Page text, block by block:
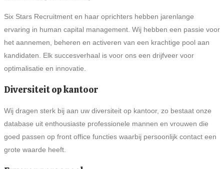
Six Stars Recruitment en haar oprichters hebben jarenlange
ervaring in human capital management. Wij hebben een passie voor
het aannemen, beheren en activeren van een krachtige pool aan
kandidaten. Elk succesverhaal is voor ons een drijfveer voor
optimalisatie en innovatie.
Diversiteit op kantoor
Wij dragen sterk bij aan uw diversiteit op kantoor, zo bestaat onze
database uit enthousiaste professionele mannen en vrouwen die
goed passen op front office functies waarbij persoonlijk contact een
grote waarde heeft.